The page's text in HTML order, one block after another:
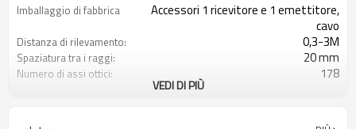
Imballaggio di fabbrica
Accessori 1 ricevitore e 1 emettitore,
cavo
Distanza di rilevamento: 0,3-3M
Spaziatura tra i raggi: 20 mm
Numero di assi ottici: 178
VEDI DI PIÙ